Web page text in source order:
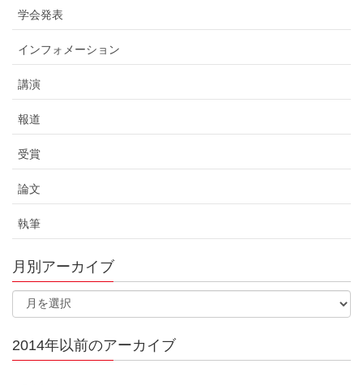
学会発表
インフォメーション
講演
報道
受賞
論文
執筆
月別アーカイブ
2014年以前のアーカイブ